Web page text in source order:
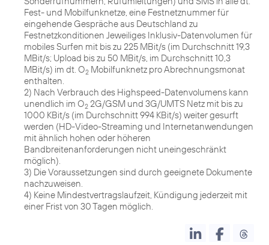
Fest- und Mobilfunknetze, eine Festnetznummer für
eingehende Gespräche aus Deutschland zu
Festnetzkonditionen Jeweiliges Inklusiv-Datenvolumen für
mobiles Surfen mit bis zu 225 MBit/s (im Durchschnitt 19,3
MBit/s; Upload bis zu 50 MBit/s, im Durchschnitt 10,3
MBit/s) im dt. O2 Mobilfunknetz pro Abrechnungsmonat
enthalten.
2) Nach Verbrauch des Highspeed-Datenvolumens kann
unendlich im O2 2G/GSM und 3G/UMTS Netz mit bis zu
1000 KBit/s (im Durchschnitt 994 KBit/s) weiter gesurft
werden (HD-Video-Streaming und Internetanwendungen
mit ähnlich hohen oder höheren
Bandbreitenanforderungen nicht uneingeschränkt
möglich).
3) Die Voraussetzungen sind durch geeignete Dokumente
nachzuweisen.
4) Keine Mindestvertragslaufzeit, Kündigung jederzeit mit
einer Frist von 30 Tagen möglich.